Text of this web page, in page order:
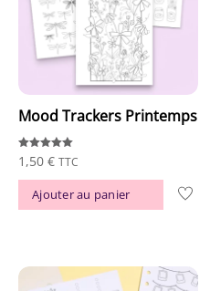
Mood Trackers Printemps
Note
5.00
1,50 € TTC
Ajouter au panier